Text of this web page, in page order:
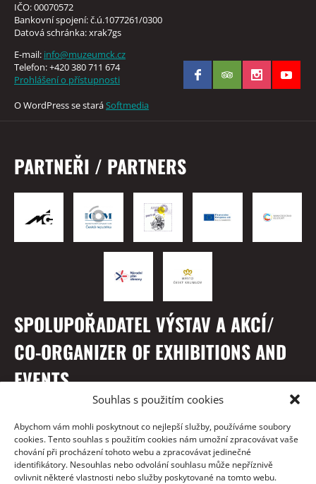
Souhlas s použitím cookies
Abychom vám mohli poskytnout co nejlepší služby, používáme soubory
cookies. Tento souhlas s použitím cookies nám umožní zpracovávat vaše
chování při procházení tohoto webu a zpracovávat jedinečné
identifikátory. Nesouhlas nebo odvolání souhlasu může nepříznivě
ovlivnit některé vlastnosti nebo služby poskytované na tomto webu.
IČO: 00070572
Bankovní spojení: č.ú.1077261/0300
Datová schránka: xrak7gs
E-mail: info@muzeumck.cz
Telefon: +420 380 711 674
Prohlášení o přístupnosti
O WordPress se staráSoftmedia
PARTNEŘI / PARTNERS
SPOLUPOŘADATEL VÝSTAV A AKCÍ/
CO-ORGANIZER OF EXHIBITIONS AND
EVENTS